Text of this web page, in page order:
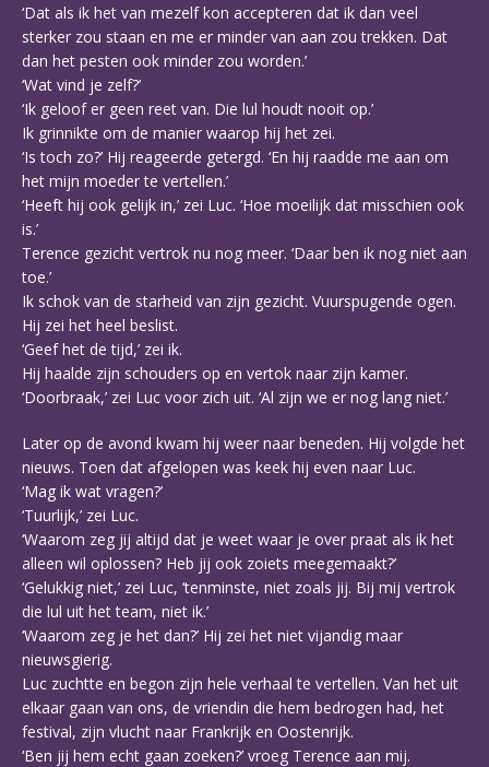
‘Dat als ik het van mezelf kon accepteren dat ik dan veel
sterker zou staan en me er minder van aan zou trekken. Dat
dan het pesten ook minder zou worden.’
‘Wat vind je zelf?’
‘Ik geloof er geen reet van. Die lul houdt nooit op.’
Ik grinnikte om de manier waarop hij het zei.
‘Is toch zo?’ Hij reageerde getergd. ‘En hij raadde me aan om
het mijn moeder te vertellen.’
‘Heeft hij ook gelijk in,’ zei Luc. ‘Hoe moeilijk dat misschien ook
is.’
Terence gezicht vertrok nu nog meer. ‘Daar ben ik nog niet aan
toe.’
Ik schok van de starheid van zijn gezicht. Vuurspugende ogen.
Hij zei het heel beslist.
‘Geef het de tijd,’ zei ik.
Hij haalde zijn schouders op en vertok naar zijn kamer.
‘Doorbraak,’ zei Luc voor zich uit. ‘Al zijn we er nog lang niet.’
Later op de avond kwam hij weer naar beneden. Hij volgde het
nieuws. Toen dat afgelopen was keek hij even naar Luc.
‘Mag ik wat vragen?’
‘Tuurlijk,’ zei Luc.
‘Waarom zeg jij altijd dat je weet waar je over praat als ik het
alleen wil oplossen? Heb jij ook zoiets meegemaakt?’
‘Gelukkig niet,’ zei Luc, ‘tenminste, niet zoals jij. Bij mij vertrok
die lul uit het team, niet ik.’
‘Waarom zeg je het dan?’ Hij zei het niet vijandig maar
nieuwsgierig.
Luc zuchtte en begon zijn hele verhaal te vertellen. Van het uit
elkaar gaan van ons, de vriendin die hem bedrogen had, het
festival, zijn vlucht naar Frankrijk en Oostenrijk.
‘Ben jij hem echt gaan zoeken?’ vroeg Terence aan mij.